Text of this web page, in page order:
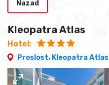
Kleopatra Atlas
Hotel:
Proslost, Kleopatra Atlas
Nazad